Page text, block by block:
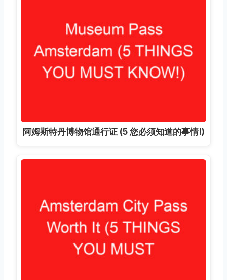
阿姆斯特丹博物馆通行证 (5 您必须知道的事情!)